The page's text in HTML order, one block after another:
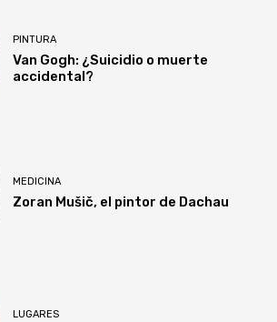
PINTURA
Van Gogh: ¿Suicidio o muerte
accidental?
MEDICINA
Zoran Mušič, el pintor de Dachau
LUGARES